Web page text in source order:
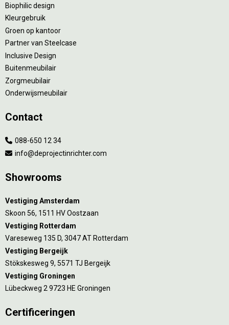
Biophilic design
Kleurgebruik
Groen op kantoor
Partner van Steelcase
Inclusive Design
Buitenmeubilair
Zorgmeubilair
Onderwijsmeubilair
Contact
088-650 12 34
info@deprojectinrichter.com
Showrooms
Vestiging Amsterdam
Skoon 56, 1511 HV Oostzaan
Vestiging Rotterdam
Vareseweg 135 D, 3047 AT Rotterdam
Vestiging Bergeijk
Stökskesweg 9, 5571 TJ Bergeijk
Vestiging Groningen
Lübeckweg 2 9723 HE Groningen
Certificeringen